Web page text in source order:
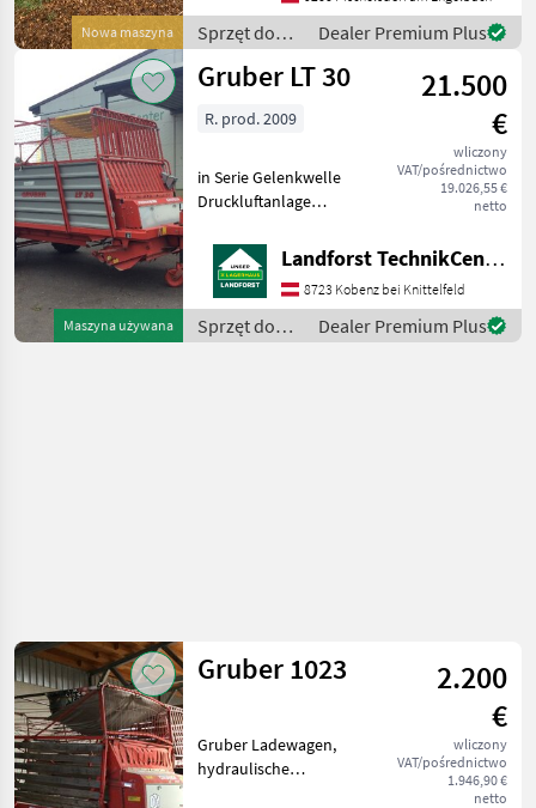
Nowa maszyna
Einsatzbreit Liczba
Sprzęt do
nawożenia i
nawadniania
Dealer Premium Plus
Maszyna używana
Gruber LT 30
21.500
€
wliczony
VAT/pośrednictwo
19.026,55 €
netto
R. prod. 2009
in Serie Gelenkwelle
Druckluftanlage
Vorwahlschaltung
gezogene Pick-Up
Dürfutteraufbau AS-
Bereifung Um Ihnen
unnötige Wartezeiten oder
Landforst TechnikCenter Knittelfeld
8723 Kobenz bei Knittelfeld
Sprzęt do
zbioru siana
Dealer Premium Plus
Gruber 1023
2.200
€
wliczony
VAT/pośrednictwo
1.946,90 €
netto
Gruber Ladewagen,
hydraulische